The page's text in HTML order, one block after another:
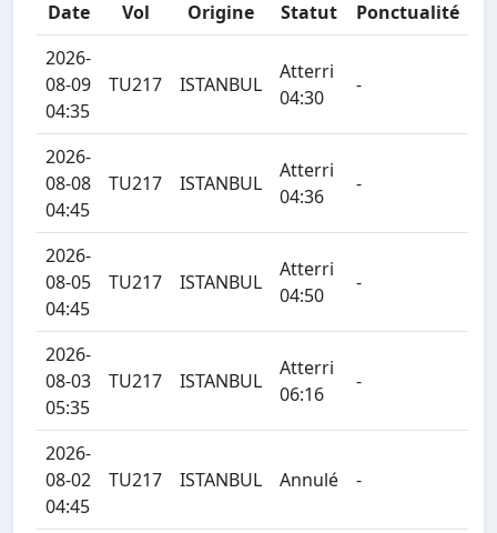
Date
Vol
Origine Statut
Ponctualité
2026-
08-09
04:35
TU217 ISTANBUL
Atterri
04:30
-
2026-
08-08
04:45
TU217 ISTANBUL
Atterri
04:36
-
2026-
08-05
04:45
TU217 ISTANBUL
Atterri
04:50
-
2026-
08-03
05:35
TU217 ISTANBUL
Atterri
06:16
-
2026-
08-02
04:45
TU217 ISTANBUL Annulé -